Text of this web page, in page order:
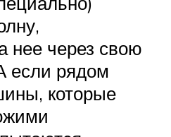
нее через свою
если рядом
которые